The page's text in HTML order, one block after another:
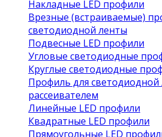
Накладные LED профили
Врезные (встраиваемые)
светодиодной ленты
Подвесные LED профили
Угловые светодиодные
Круглые светодиодные
Профиль для светодиодной
рассеивателем
Линейные LED профили
Квадратные LED профили
Прямоугольные LED